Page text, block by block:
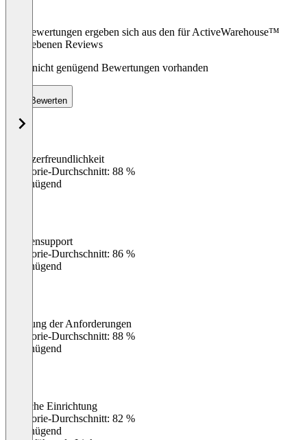
Die Bewertungen ergeben sich aus den für ActiveWarehouse™
abgegebenen Reviews
Noch nicht genügend Bewertungen vorhanden
Bewerten
Benutzerfreundlichkeit
Kategorie-Durchschnitt: 88 %
Ungenügend
Kundensupport
Kategorie-Durchschnitt: 86 %
Ungenügend
Erfüllung der Anforderungen
Kategorie-Durchschnitt: 88 %
Ungenügend
Einfache Einrichtung
Kategorie-Durchschnitt: 82 %
Ungenügend